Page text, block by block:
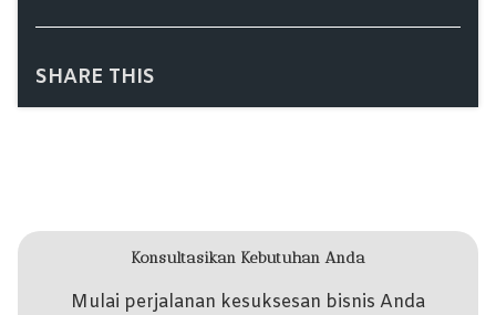
SHARE THIS
Konsultasikan Kebutuhan Anda
Mulai perjalanan kesuksesan bisnis Anda